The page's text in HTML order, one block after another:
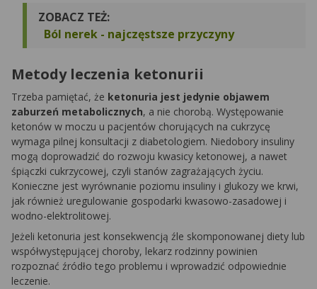
ZOBACZ TEŻ:
Ból nerek - najczęstsze przyczyny
Metody leczenia ketonurii
Trzeba pamiętać, że ketonuria jest jedynie objawem
zaburzeń metabolicznych, a nie chorobą. Występowanie
ketonów w moczu u pacjentów chorujących na cukrzycę
wymaga pilnej konsultacji z diabetologiem. Niedobory insuliny
mogą doprowadzić do rozwoju kwasicy ketonowej, a nawet
śpiączki cukrzycowej, czyli stanów zagrażających życiu.
Konieczne jest wyrównanie poziomu insuliny i glukozy we krwi,
jak również uregulowanie gospodarki kwasowo-zasadowej i
wodno-elektrolitowej.
Jeżeli ketonuria jest konsekwencją źle skomponowanej diety lub
współwystępującej choroby, lekarz rodzinny powinien
rozpoznać źródło tego problemu i wprowadzić odpowiednie
leczenie.